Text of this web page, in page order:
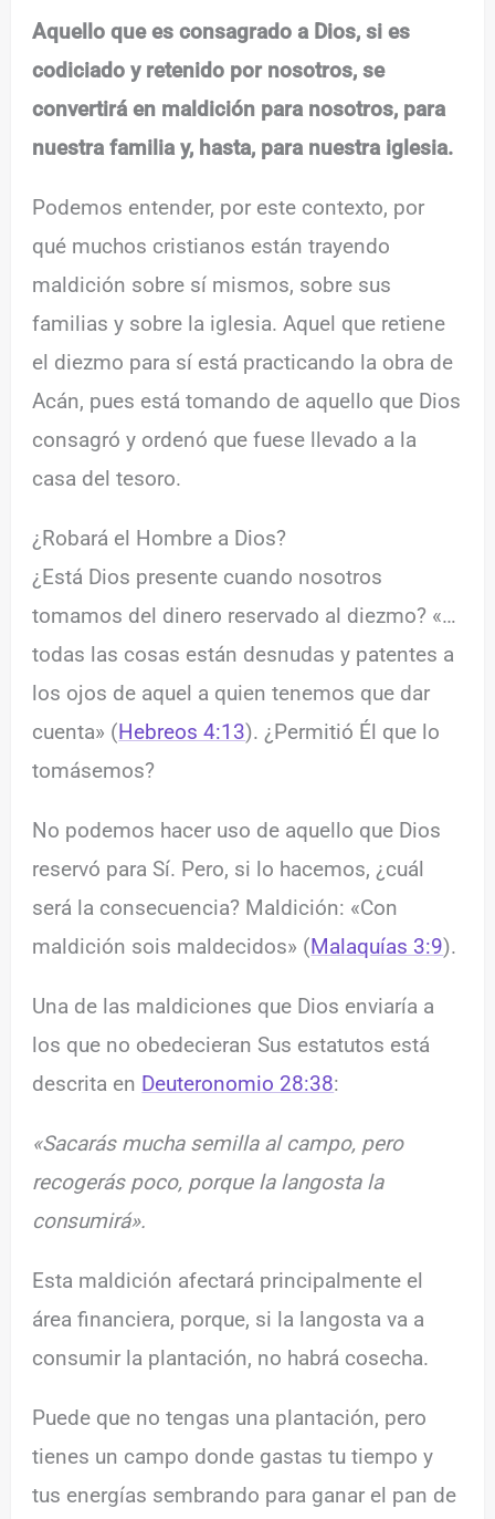
Aquello que es consagrado a Dios, si es
codiciado y retenido por nosotros, se
convertirá en maldición para nosotros, para
nuestra familia y, hasta, para nuestra iglesia.
Podemos entender, por este contexto, por
qué muchos cristianos están trayendo
maldición sobre sí mismos, sobre sus
familias y sobre la iglesia. Aquel que retiene
el diezmo para sí está practicando la obra de
Acán, pues está tomando de aquello que Dios
consagró y ordenó que fuese llevado a la
casa del tesoro.
¿Robará el Hombre a Dios?
¿Está Dios presente cuando nosotros
tomamos del dinero reservado al diezmo? «…
todas las cosas están desnudas y patentes a
los ojos de aquel a quien tenemos que dar
cuenta» (Hebreos 4:13). ¿Permitió Él que lo
tomásemos?
No podemos hacer uso de aquello que Dios
reservó para Sí. Pero, si lo hacemos, ¿cuál
será la consecuencia? Maldición: «Con
maldición sois maldecidos» (Malaquías 3:9).
Una de las maldiciones que Dios enviaría a
los que no obedecieran Sus estatutos está
descrita en Deuteronomio 28:38:
«Sacarás mucha semilla al campo, pero
recogerás poco, porque la langosta la
consumirá».
Esta maldición afectará principalmente el
área financiera, porque, si la langosta va a
consumir la plantación, no habrá cosecha.
Puede que no tengas una plantación, pero
tienes un campo donde gastas tu tiempo y
tus energías sembrando para ganar el pan de